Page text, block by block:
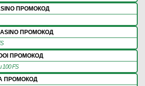
ПРОМОКОД
ПРОМОКОД
ПРОМОКОД
100 FS
ПРОМОКОД